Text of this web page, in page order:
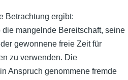
Betrachtung ergibt:
mangelnde Bereitschaft, seine
gewonnene freie Zeit für
zu verwenden. Die
Anspruch genommene fremde